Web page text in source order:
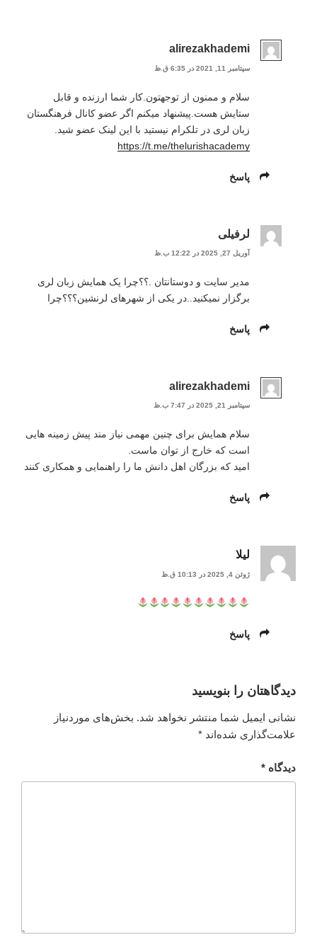
alirezakhademi
سپتامبر 11, 2021 در 6:35 ق.ظ
سلام و ممنون از توجهتون.کار شما ارزنده و قابل
ستایش هست.پیشنهاد میکنم اگر عضو کانال فرهنگستان
زبان لری در تلکرام نیستید با این لینک عضو شید.
https://t.me/thelurishacademy
پاسخ
لرفیلی
آوریل 27, 2025 در 12:22 ب.ظ
مدیر سایت و دوستانتان .؟؟چرا یک همایش زبان لری
برگزار نمیکنید..در یکی از شهرهای لرنشین؟؟؟چرا
پاسخ
alirezakhademi
سپتامبر 21, 2025 در 7:47 ب.ظ
سلام همایش برای چنین مهمی نیاز مند پیش زمینه هایی
است که خارج از توان ماست.
امید که بزرگان اهل دانش ما را راهنمایی و همکاری کنند
پاسخ
لیلا
ژوئن 4, 2025 در 10:13 ق.ظ
پاسخ
دیدگاهتان را بنویسید
نشانی ایمیل شما منتشر نخواهد شد. بخش‌های موردنیاز
علامت‌گذاری شده‌اند *
دیدگاه *